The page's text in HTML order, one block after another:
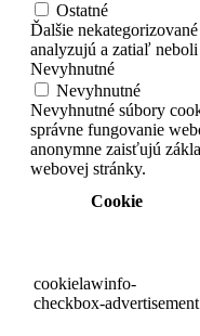
Ostatné
Ďalšie
analyzujú a zatiaľ neboli
Nevyhnutné
Nevyhnutné
Nevyhnutné súbory
správne fungovanie
anonymne zaisťujú
webovej stránky.
Cookie
cookielawinfo-
checkbox-advertisement